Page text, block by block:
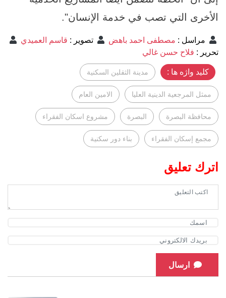
الأخرى التي تصب في خدمة الإنسان".
مراسل : مصطفى احمد باهض تصوير : قاسم العميدي
تحرير : فلاح حسن غالي
کلید واژه ها : مدينة الثقلين السكنية
ممثل المرجعية الدينية العليا الامين العام
محافظة البصرة البصرة مشروع اسكان الفقراء
مجمع إسكان الفقراء بناء دور سكنية
اترك تعليق
ارسال